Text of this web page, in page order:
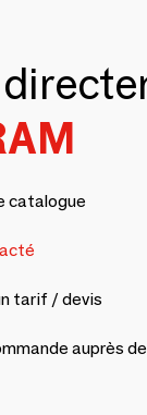
catalogue
tarif / devis
auprès